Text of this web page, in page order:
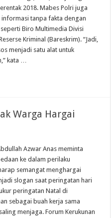
2018. Mabes Polri juga
tanpa fakta dengan
Biro Multimedia Divisi
Kriminal (Bareskrim). “Jadi,
menjadi satu alat untuk
kata …
Warga Hargai
Azwar Anas meminta
ke dalam perilaku
semangat menghargai
slogan saat peringatan hari
peringatan Natal di
sebagai buah kerja sama
menjaga. Forum Kerukunan